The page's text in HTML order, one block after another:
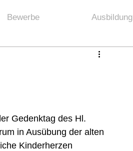
Bewerbe Ausbildung
Gedenktag des Hl.
in Ausübung der alten
Kinderherzen